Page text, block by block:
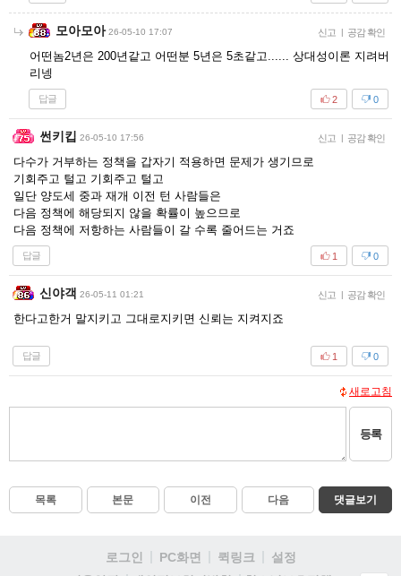
모아모아 26-05-10 17:07 신고 | 공감 확인
어떤놈2년은 200년같고 어떤분 5년은 5초같고...... 상대성이론 지려버
리넹
답글 0
2
썬키킵 26-05-10 17:56 신고 | 공감 확인
다수가 거부하는 정책을 갑자기 적용하면 문제가 생기므로
기회주고 털고 기회주고 털고
일단 양도세 중과 재개 이전 턴 사람들은
다음 정책에 해당되지 않을 확률이 높으므로
다음 정책에 저항하는 사람들이 갈 수록 줄어드는 거죠
답글 0
1
신야객 26-05-11 01:21 신고 | 공감 확인
한다고한거 말지키고 그대로지키면 신뢰는 지켜지죠
답글 0
1
새로고침
등록
목록 본문 이전 다음 댓글보기
로그인 PC화면 퀵링크
설정